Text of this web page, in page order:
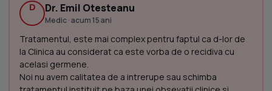
D Dr. Emil Otesteanu
Medic · acum 15 ani
Tratamentul, este mai complex pentru faptul ca d-lor de
la Clinica au considerat ca este vorba de o recidiva cu
acelasi germene.
Noi nu avem calitatea de a intrerupe sau schimba